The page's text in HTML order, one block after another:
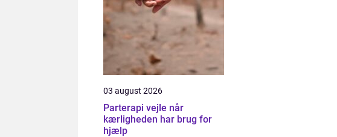
03 august 2026
Parterapi vejle når
kærligheden har brug for
hjælp